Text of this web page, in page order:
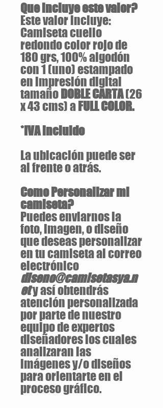
Que incluye este valor?
Este valor incluye:
Camiseta cuello
redondo color rojo de
180 grs, 100% algodón
con 1 (uno) estampado
en impresión digital
tamaño DOBLE CARTA(26
x 43 cms) a FULL COLOR.
*IVA incluido
La ubicación puede ser
al frente o atrás.
Como Personalizar mi
camiseta?
Puedes enviarnos la
foto, imagen, o diseño
que deseas personalizar
en tu camiseta al correo
electrónico
diseno@camisetasya.n
ety así obtendrás
atención personalizada
por parte de nuestro
equipo de expertos
diseñadores los cuales
analizaran las
imágenes y/o diseños
para orientarte en el
proceso gráfico.